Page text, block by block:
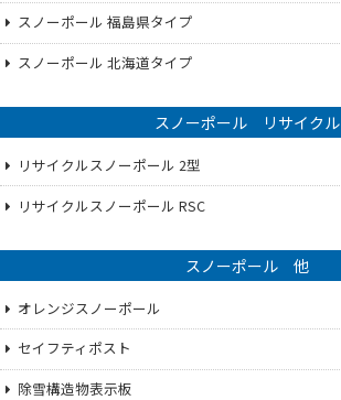
スノーポール 福島県タイプ
スノーポール 北海道タイプ
スノーポール リサイクル
リサイクルスノーポール 2型
リサイクルスノーポール RSC
スノーポール 他
オレンジスノーポール
セイフティポスト
除雪構造物表示板